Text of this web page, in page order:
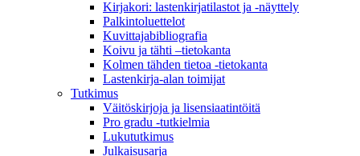
Kirjakori: lastenkirjatilastot ja -näyttely
Palkintoluettelot
Kuvittaja­bibliografia
Koivu ja tähti –tietokanta
Kolmen tähden tietoa -tietokanta
Lastenkirja-alan toimijat
Tutkimus
Väitöskirjoja ja lisensiaatintöitä
Pro gradu -tutkielmia
Lukututkimus
Julkaisusarja